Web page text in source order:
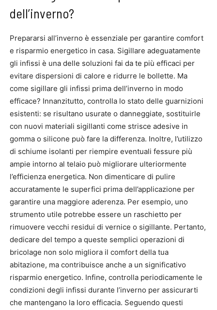
dell’inverno?
Prepararsi all’inverno è essenziale per garantire comfort
e risparmio energetico in casa. Sigillare adeguatamente
gli infissi è una delle soluzioni fai da te più efficaci per
evitare dispersioni di calore e ridurre le bollette. Ma
come sigillare gli infissi prima dell’inverno in modo
efficace? Innanzitutto, controlla lo stato delle guarnizioni
esistenti: se risultano usurate o danneggiate, sostituirle
con nuovi materiali sigillanti come strisce adesive in
gomma o silicone può fare la differenza. Inoltre, l’utilizzo
di schiume isolanti per riempire eventuali fessure più
ampie intorno al telaio può migliorare ulteriormente
l’efficienza energetica. Non dimenticare di pulire
accuratamente le superfici prima dell’applicazione per
garantire una maggiore aderenza. Per esempio, uno
strumento utile potrebbe essere un raschietto per
rimuovere vecchi residui di vernice o sigillante. Pertanto,
dedicare del tempo a queste semplici operazioni di
bricolage non solo migliora il comfort della tua
abitazione, ma contribuisce anche a un significativo
risparmio energetico. Infine, controlla periodicamente le
condizioni degli infissi durante l’inverno per assicurarti
che mantengano la loro efficacia. Seguendo questi